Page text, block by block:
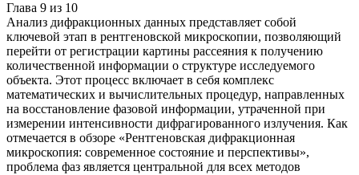
Глава 9 из 10
Анализ дифракционных данных представляет собой
ключевой этап в рентгеновской микроскопии, позволяющий
перейти от регистрации картины рассеяния к получению
количественной информации о структуре исследуемого
объекта. Этот процесс включает в себя комплекс
математических и вычислительных процедур, направленных
на восстановление фазовой информации, утраченной при
измерении интенсивности дифрагированного излучения. Как
отмечается в обзоре «Рентгеновская дифракционная
микроскопия: современное состояние и перспективы»,
проблема фаз является центральной для всех методов